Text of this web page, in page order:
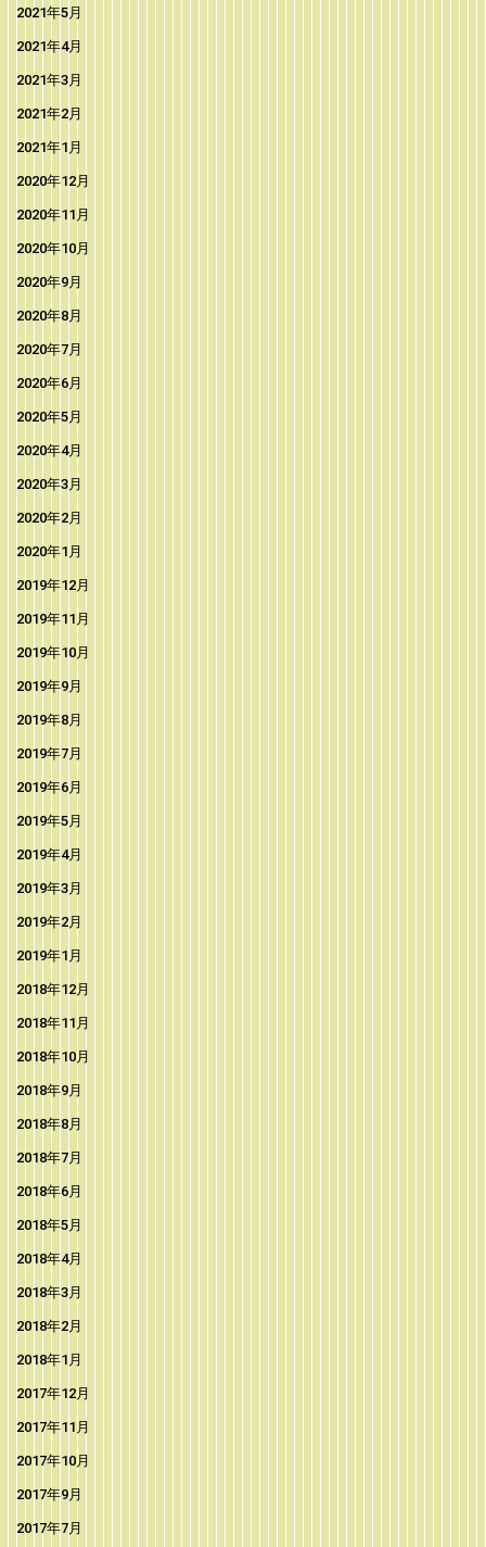
2021年5月
2021年4月
2021年3月
2021年2月
2021年1月
2020年12月
2020年11月
2020年10月
2020年9月
2020年8月
2020年7月
2020年6月
2020年5月
2020年4月
2020年3月
2020年2月
2020年1月
2019年12月
2019年11月
2019年10月
2019年9月
2019年8月
2019年7月
2019年6月
2019年5月
2019年4月
2019年3月
2019年2月
2019年1月
2018年12月
2018年11月
2018年10月
2018年9月
2018年8月
2018年7月
2018年6月
2018年5月
2018年4月
2018年3月
2018年2月
2018年1月
2017年12月
2017年11月
2017年10月
2017年9月
2017年7月